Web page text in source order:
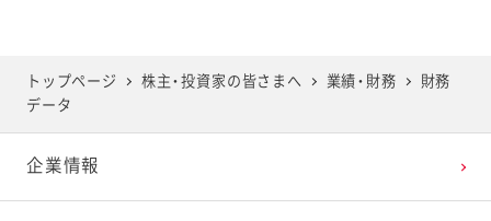
アナリスト・カバレッジ
トップページ 株主・投資家の皆さまへ 業績・財務
財務
データ
企業情報